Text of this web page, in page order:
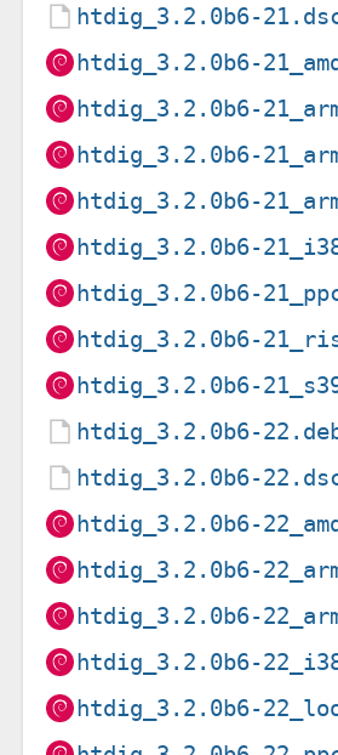
htdig_3.2.0b6-
htdig_3.2.0b6-
htdig_3.2.0b6-
htdig_3.2.0b6-
htdig_3.2.0b6-
htdig_3.2.0b6-
htdig_3.2.0b6-
htdig_3.2.0b6-
htdig_3.2.0b6-
htdig_3.2.0b6-
htdig_3.2.0b6-
htdig_3.2.0b6-
htdig_3.2.0b6-
htdig_3.2.0b6-
htdig_3.2.0b6-
htdig_3.2.0b6-